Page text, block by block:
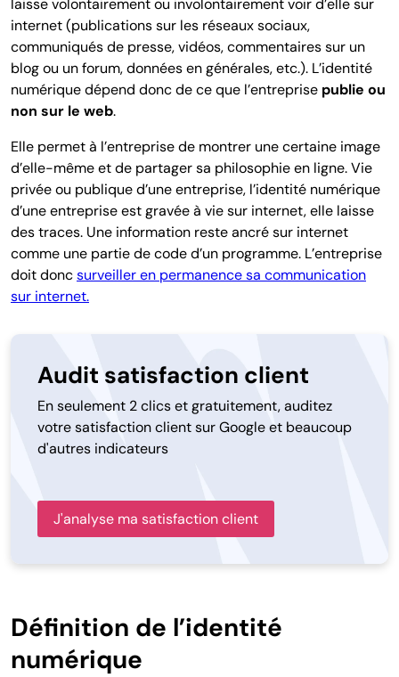
laisse volontairement ou involontairement voir d’elle sur
internet (publications sur les réseaux sociaux,
communiqués de presse, vidéos, commentaires sur un
blog ou un forum, données en générales, etc.). L’identité
numérique dépend donc de ce que l’entreprise publie ou
non sur le web.
Elle permet à l’entreprise de montrer une certaine image
d’elle-même et de partager sa philosophie en ligne. Vie
privée ou publique d’une entreprise, l’identité numérique
d’une entreprise est gravée à vie sur internet, elle laisse
des traces. Une information reste ancré sur internet
comme une partie de code d’un programme. L’entreprise
doit doncsurveiller en permanence sa communication
sur internet.
Audit satisfaction client
En seulement 2 clics et gratuitement, auditez
votre satisfaction client sur Google et beaucoup
d'autres indicateurs
J'analyse ma satisfaction client
Définition de l’identité
numérique